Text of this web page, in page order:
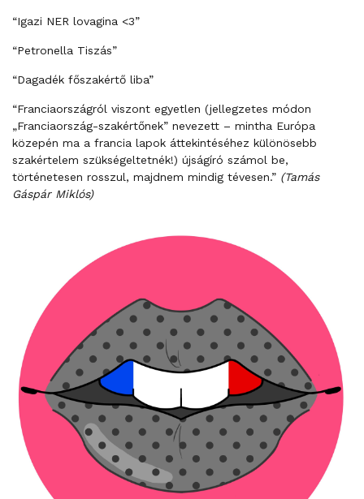
“Igazi NER lovagina <3”
“Petronella Tiszás”
“Dagadék főszakértő liba”
“Franciaországról viszont egyetlen (jellegzetes módon
„Franciaország-szakértőnek” nevezett – mintha Európa
közepén ma a francia lapok áttekintéséhez különösebb
szakértelem szükségeltetnék!) újságíró számol be,
történetesen rosszul, majdnem mindig tévesen.” (Tamás
Gáspár Miklós)